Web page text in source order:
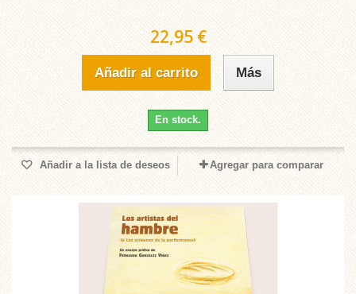
22,95 €
Añadir al carrito Más
En stock.
Añadir a la lista de deseos Agregar para comparar